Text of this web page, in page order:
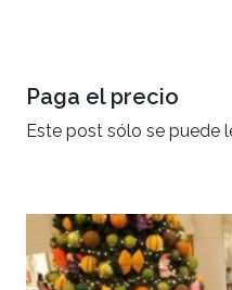
Paga el precio
Este post sólo se puede